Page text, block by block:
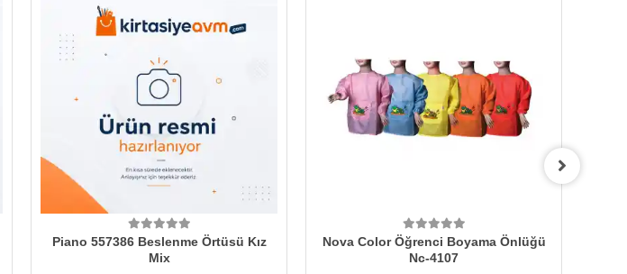
Piano 557386 Beslenme Örtüsü Kız
Mix
Nova Color Öğrenci Boyama Önlüğü
Nc-4107